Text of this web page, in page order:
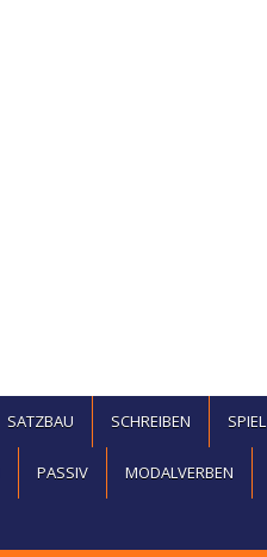
SATZBAU SCHREIBEN SPIEL
PASSIV MODALVERBEN